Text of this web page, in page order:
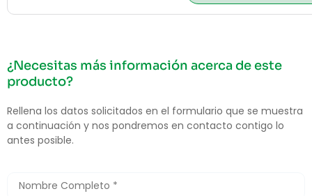
¿Necesitas más información acerca de este
producto?
Rellena los datos solicitados en el formulario que se muestra
a continuación y nos pondremos en contacto contigo lo
antes posible.